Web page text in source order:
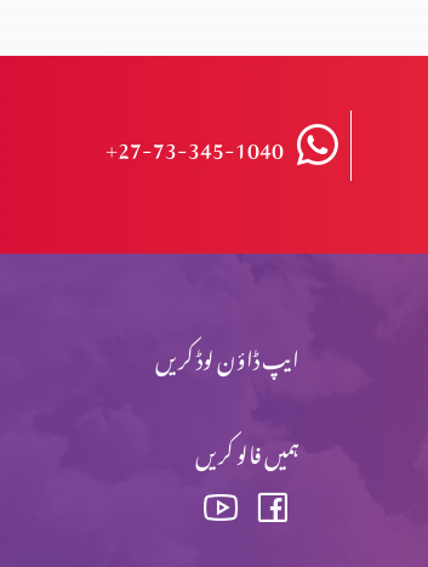
+27-73-345-1040
ایپ ڈاؤن لوڈ کریں
ہمیں فالو کریں